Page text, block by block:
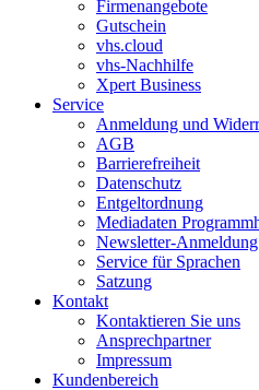
Firmenangebote
Gutschein
vhs.cloud
vhs-Nachhilfe
Xpert Business
Service
Anmeldung und
AGB
Barrierefreiheit
Datenschutz
Entgeltordnung
Mediadaten
Newsletter-Anmeldung
Service für Sprachen
Satzung
Kontakt
Kontaktieren Sie uns
Ansprechpartner
Impressum
Kundenbereich